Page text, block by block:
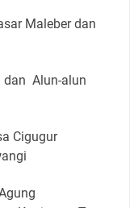
Maleber dan
Alun-alun
Cigugur